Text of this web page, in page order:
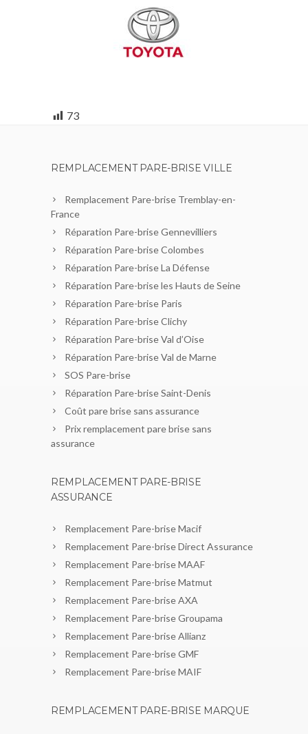
73
REMPLACEMENT PARE-BRISE VILLE
Remplacement Pare-brise Tremblay-en-
France
Réparation Pare-brise Gennevilliers
Réparation Pare-brise Colombes
Réparation Pare-brise La Défense
Réparation Pare-brise les Hauts de Seine
Réparation Pare-brise Paris
Réparation Pare-brise Clichy
Réparation Pare-brise Val d’Oise
Réparation Pare-brise Val de Marne
SOS Pare-brise
Réparation Pare-brise Saint-Denis
Coût pare brise sans assurance
Prix remplacement pare brise sans
assurance
REMPLACEMENT PARE-BRISE
ASSURANCE
Remplacement Pare-brise Macif
Remplacement Pare-brise Direct Assurance
Remplacement Pare-brise MAAF
Remplacement Pare-brise Matmut
Remplacement Pare-brise AXA
Remplacement Pare-brise Groupama
Remplacement Pare-brise Allianz
Remplacement Pare-brise GMF
Remplacement Pare-brise MAIF
REMPLACEMENT PARE-BRISE MARQUE